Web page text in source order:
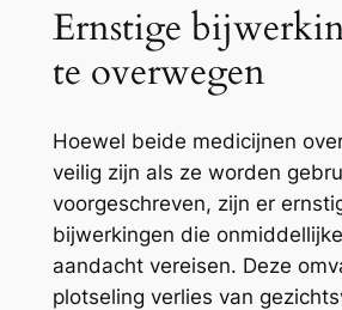
Ernstige
te overwegen
Hoewel beide medicijnen
veilig zijn als ze worden
voorgeschreven, zijn er
bijwerkingen die
aandacht vereisen. Deze
plotseling verlies van